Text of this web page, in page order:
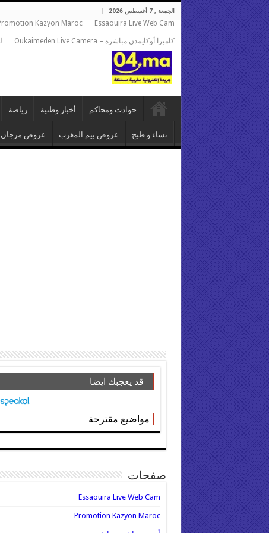
الجمعة , 7 أغسطس 2026
Essaouira Live Web Cam
Kazyon Maroc
كاميرا أوكايمدن مباشرة – Oukaimeden Live Camera
حوادث ومحاكم أخبار وطنية رياضة
نساء و طبخ عروض بيم المغرب عروض مرجان
قد يعجبك ايضا
مواضيع مقترحة
صفحات
Essaouira Live Web Cam
Promotion Kazyon Maroc